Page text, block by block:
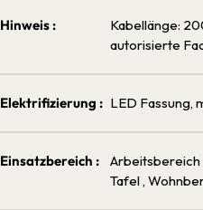
Hinweis : Kabellänge:
autorisierte
Elektrifizierung : LED Fassung,
Einsatzbereich : Arbeitsbereich
Tafel ,